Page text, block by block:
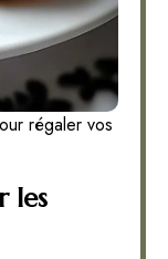
régaler vos
les